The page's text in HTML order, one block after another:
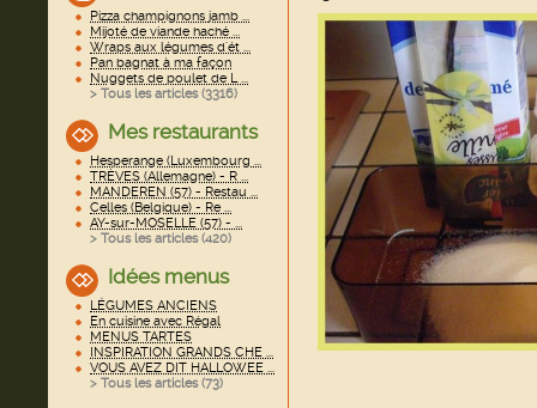
Pizza champignons jamb ...
Mijoté de viande haché ...
Wraps aux légumes d'ét ...
Pan bagnat à ma façon
Nuggets de poulet de L ...
> Tous les articles (3316)
Mes restaurants
Hesperange (Luxembourg ...
TRÈVES (Allemagne) - R ...
MANDEREN (57) - Restau ...
Celles (Belgique) - Re ...
AY-sur-MOSELLE (57) - ...
> Tous les articles (420)
Idées menus
LÉGUMES ANCIENS
En cuisine avec Régal
MENUS TARTES
INSPIRATION GRANDS CHE ...
VOUS AVEZ DIT HALLOWEE ...
> Tous les articles (73)